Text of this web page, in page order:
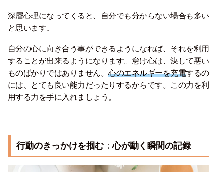
深層心理になってくると、自分でも分からない場合も多い
と思います。
自分の心に向き合う事ができるようになれば、それを利用
することが出来るようになります。怠け心は、決して悪い
ものばかりではありません。 心のエネルギーを充電するの
には、とても良い能力だったりするからです。この力を利
用する力を手に入れましょう。
行動のきっかけを掴む：心が動く瞬間の記録